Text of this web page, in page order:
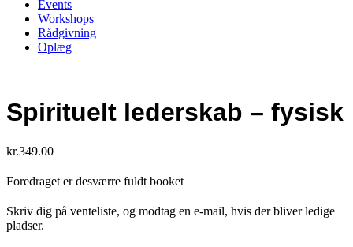
Events
Workshops
Rådgivning
Oplæg
Spirituelt lederskab – fysisk
kr.349.00
Foredraget er desværre fuldt booket
Skriv dig på venteliste, og modtag en e-mail, hvis der bliver ledige
pladser.